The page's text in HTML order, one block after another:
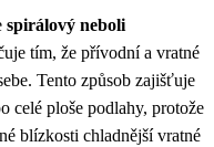
spirálový neboli
tím, že přívodní a vratné
Tento způsob zajišťuje
celé ploše podlahy, protože
blízkosti chladnější vratné